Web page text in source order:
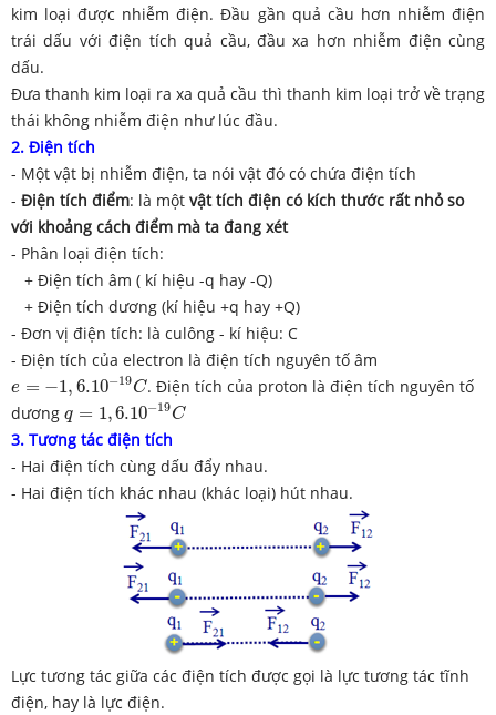
kim loại được nhiễm điện. Đầu gần quả cầu hơn nhiễm điện
trái dấu với điện tích quả cầu, đầu xa hơn nhiễm điện cùng
dấu.
Đưa thanh kim loại ra xa quả cầu thì thanh kim loại trở về trạng
thái không nhiễm điện như lúc đầu.
2. Điện tích
- Một vật bị nhiễm điện, ta nói vật đó có chứa điện tích
- Điện tích điểm: là một vật tích điện có kích thước rất nhỏ so
với khoảng cách điểm mà ta đang xét
- Phân loại điện tích:
+ Điện tích âm ( kí hiệu -q hay -Q)
+ Điện tích dương (kí hiệu +q hay +Q)
- Đơn vị điện tích: là culông - kí hiệu: C
- Điện tích của electron là điện tích nguyên tố âm
e = −1, 6.10−19C
− 6.10−19C. Điện tích của proton là điện tích nguyên tố
dương q = 1,6.10−19C
q ,6.10−19C
3. Tương tác điện tích
- Hai điện tích cùng dấu đẩy nhau.
- Hai điện tích khác nhau (khác loại) hút nhau.
Lực tương tác giữa các điện tích được gọi là lực tương tác tĩnh
điện, hay là lực điện.